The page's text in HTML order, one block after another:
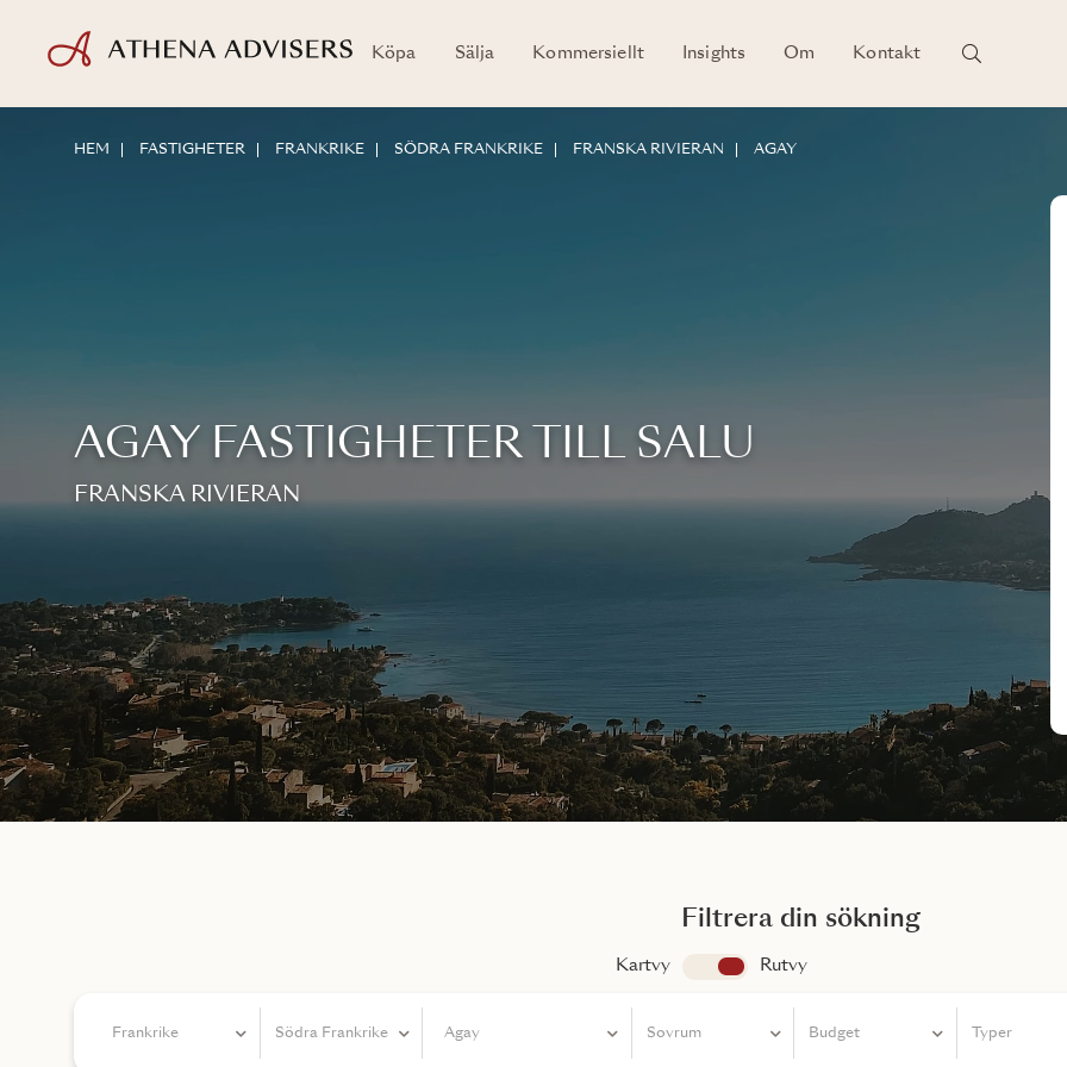
Köpa Sälja Kommersiellt Insights Om Kontakt
HEM FASTIGHETER FRANKRIKE SÖDRA FRANKRIKE FRANSKA RIVIERAN AGAY
AGAY FASTIGHETER TILL SALU
FRANSKA RIVIERAN
Filtrera din sökning
Kartvy app.search.view
Rutvy
Frankrike Södra Frankrike Agay Sovrum
Sovrum Budget Typer